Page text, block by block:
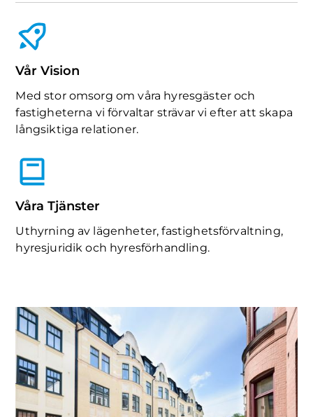
Vår Vision
Med stor omsorg om våra hyresgäster och
fastigheterna vi förvaltar strävar vi efter att skapa
långsiktiga relationer.
Våra Tjänster
Uthyrning av lägenheter, fastighetsförvaltning,
hyresjuridik och hyresförhandling.